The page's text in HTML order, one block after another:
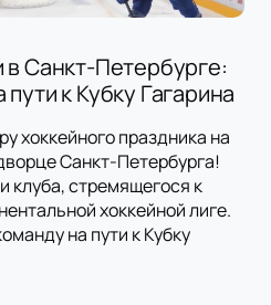
в Санкт-Петербурге:
к Кубку Гагарина
хоккейного праздника на
Санкт-Петербурга!
клуба, стремящегося к
хоккейной лиге.
на пути к Кубку